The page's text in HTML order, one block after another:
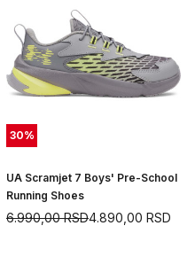
30%
UA Scramjet 7 Boys' Pre-School
Running Shoes
4.890,00 RSD
6.990,00RSD